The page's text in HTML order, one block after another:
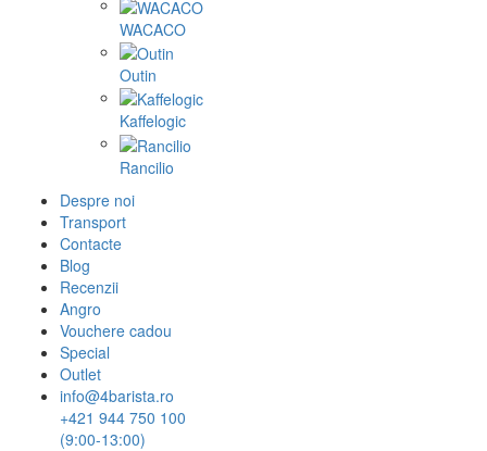
WACACO
Outin
Kaffelogic
Rancilio
Despre noi
Transport
Contacte
Blog
Recenzii
Angro
Vouchere cadou
Special
Outlet
info@4barista.ro
+421 944 750 100
(9:00-13:00)